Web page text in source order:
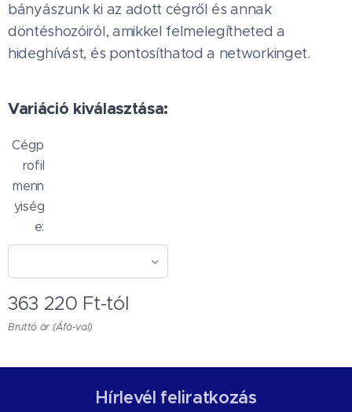
bányászunk ki az adott cégről és annak
döntéshozóiról, amikkel felmelegítheted a
hideghívást, és pontosíthatod a networkinget.
Variáció kiválasztása:
Cégp
rofil
menn
yiség
e:
363 220 Ft-tól
Bruttó ár (Áfá-val)
Hírlevél feliratkozás